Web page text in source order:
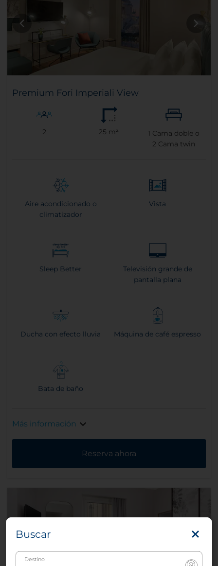
Premium Fori Imperiali View
2 25 m² 1 Cama doble o
2 Cama twin
Aire acondicionado o
climatizador
Vista
Sleep Better
Televisión grande de
pantalla plana
Ducha con efecto lluvia Máquina de café espresso
Bata de baño
Más información
Reserva ahora
Buscar
Destino